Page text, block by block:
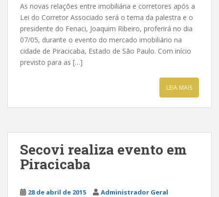
As novas relações entre imobiliária e corretores após a
Lei do Corretor Associado será o tema da palestra e o
presidente do Fenaci, Joaquim Ribeiro, proferirá no dia
07/05, durante o evento do mercado imobiliário na
cidade de Piracicaba, Estado de São Paulo. Com início
previsto para as […]
LEIA MAIS
Secovi realiza evento em
Piracicaba
28 de abril de 2015 Administrador Geral